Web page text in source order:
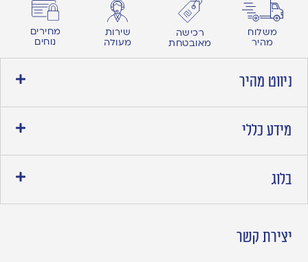
משלוח
מהיר
רכישה
מאובטחת
שירות
מעולה
מחירים
נוחים
ניווט מהיר
מידע כללי
בלוג
יצירת קשר